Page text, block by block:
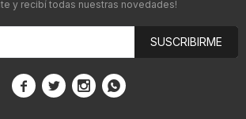
y recibí todas nuestras novedades!
SUSCRIBIRME
   